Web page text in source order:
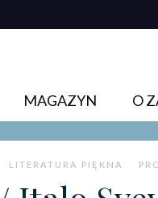
MAGAZYN O
LITERATURA PIĘKNA